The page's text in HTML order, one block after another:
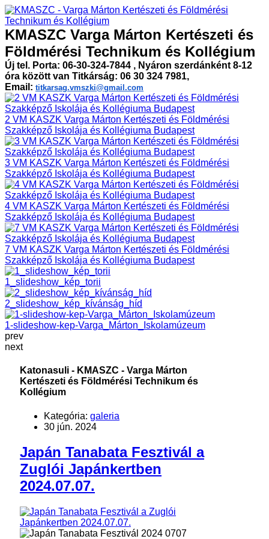
KMASZC Varga Márton Kertészeti és
Földmérési Technikum és Kollégium
Új tel. Porta: 06-30-324-7844 , Nyáron szerdánként 8-12
óra között van Titkárság: 06 30 324 7981,
Email: titkarsag.vmszki@gmail.com
2 VM KASZK Varga Márton Kertészeti és Földmérési
Szakképző Iskolája és Kollégiuma Budapest
3 VM KASZK Varga Márton Kertészeti és Földmérési
Szakképző Iskolája és Kollégiuma Budapest
4 VM KASZK Varga Márton Kertészeti és Földmérési
Szakképző Iskolája és Kollégiuma Budapest
7 VM KASZK Varga Márton Kertészeti és Földmérési
Szakképző Iskolája és Kollégiuma Budapest
1_slideshow_kép_torii
2_slideshow_kép_kívánság_híd
1-slideshow-kep-Varga_Márton_Iskolamúzeum
prev
next
Katonasuli - KMASZC - Varga Márton
Kertészeti és Földmérési Technikum és
Kollégium
Kategória: galeria
30 jún. 2024
Japán Tanabata Fesztivál a
Zuglói Japánkertben
2024.07.07.